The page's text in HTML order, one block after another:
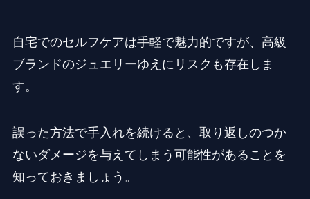
自宅でのセルフケアは手軽で魅力的ですが、高級
ブランドのジュエリーゆえにリスクも存在しま
す。
誤った方法で手入れを続けると、取り返しのつか
ないダメージを与えてしまう可能性があることを
知っておきましょう。